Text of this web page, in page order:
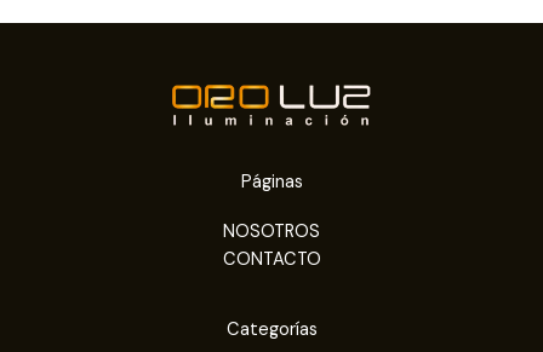
Páginas
NOSOTROS
CONTACTO
Categorías